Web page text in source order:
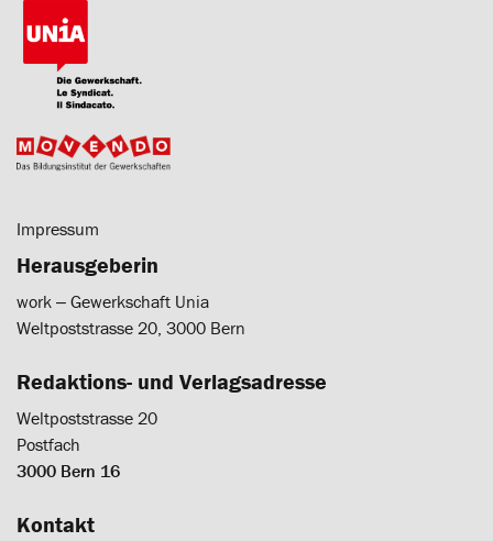
Impressum
Herausgeberin
work ‒ Gewerkschaft Unia
Weltpoststrasse 20, 3000 Bern
Redaktions- und Verlagsadresse
Weltpoststrasse 20
Postfach
3000 Bern 16
Kontakt